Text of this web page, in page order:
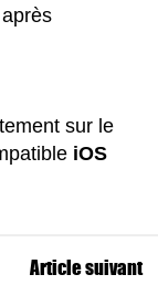
sur le
iOS
Article suivant